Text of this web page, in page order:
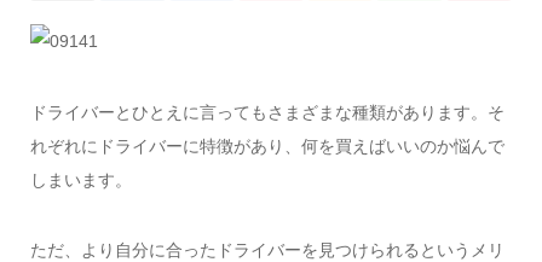
ドライバーとひとえに言ってもさまざまな種類があります。そ
れぞれにドライバーに特徴があり、何を買えばいいのか悩んで
しまいます。
ただ、より自分に合ったドライバーを見つけられるというメリ